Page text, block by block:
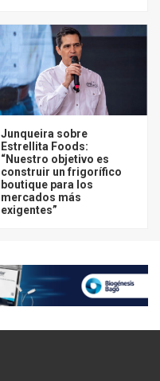
Junqueira sobre
Estrellita Foods:
“Nuestro objetivo es
construir un frigorífico
boutique para los
mercados más
exigentes”